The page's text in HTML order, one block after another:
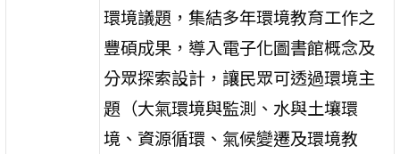
環境議題，集結多年環境教育工作之
豐碩成果，導入電子化圖書館概念及
分眾探索設計，讓民眾可透過環境主
題（大氣環境與監測、水與土壤環
境、資源循環、氣候變遷及環境教